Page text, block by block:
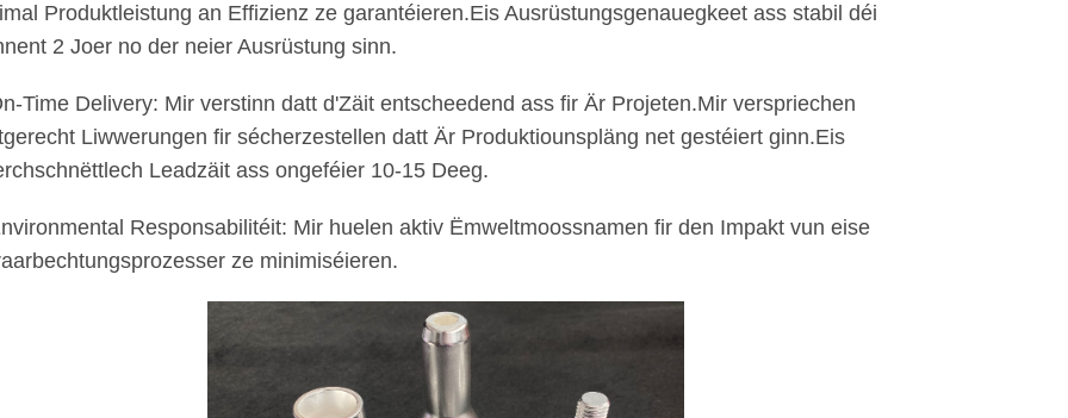
Produktleistung an Effizienz ze garantéieren.Eis Ausrüstungsgenauegkeet ass stabil déi
2 Joer no der neier Ausrüstung sinn.
Time Delivery: Mir verstinn datt d'Zäit entscheedend ass fir Är Projeten.Mir verspriechen
Liwwerungen fir sécherzestellen datt Är Produktiounspläng net gestéiert ginn.Eis
Leadzäit ass ongeféier 10-15 Deeg.
Responsabilitéit: Mir huelen aktiv Ëmweltmoossnamen fir den Impakt vun eise
ze minimiséieren.